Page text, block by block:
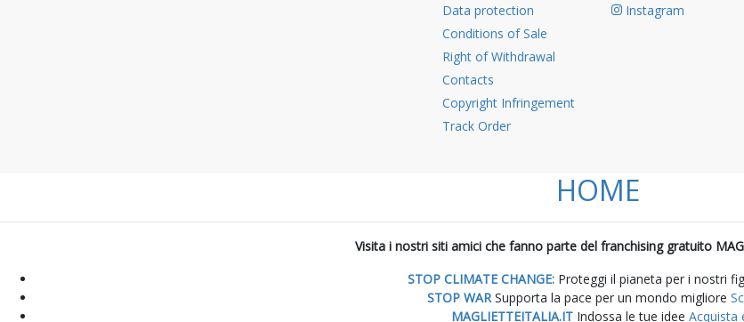
Data protection
Conditions of Sale
Right of Withdrawal
Contacts
Copyright Infringement
Track Order
Instagram
HOME
Visita i nostri siti amici che fanno parte del franchising gratuito
STOP CLIMATE CHANGE: Proteggi il pianeta per i nostri
STOP WAR Supporta la pace per un mondo migliore
MAGLIETTEITALIA.ITIndossa le tue idee Acquista